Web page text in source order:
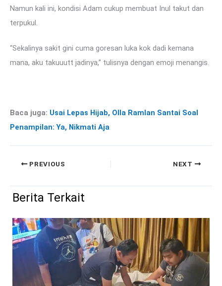
Namun kali ini, kondisi Adam cukup membuat Inul takut dan
terpukul.
“Sekalinya sakit gini cuma goresan luka kok dadi kemana
mana, aku takuuutt jadinya,” tulisnya dengan emoji menangis.
Baca juga: Usai Lepas Hijab, Olla Ramlan Santai Soal
Penampilan: Ya, Nikmati Aja
PREVIOUS NEXT
Berita Terkait